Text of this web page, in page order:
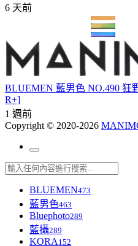
6 天前
BLUEMEN 藍男色 NO.490 狂
R+]
1 週前
Copyright © 2020-2026
BLUEMEN473
藍男色463
Bluephoto289
藍攝289
KORA 152